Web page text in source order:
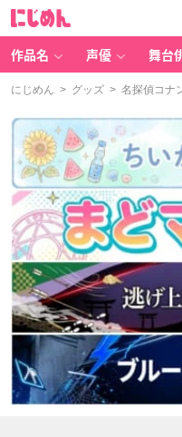
作品名 声優 舞台
にじめん > グッズ > 名探偵コナ